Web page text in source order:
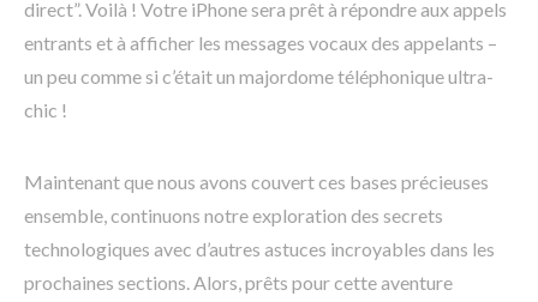
direct”. Voilà ! Votre iPhone sera prêt à répondre aux appels
entrants et à afficher les messages vocaux des appelants –
un peu comme si c’était un majordome téléphonique ultra-
chic !
Maintenant que nous avons couvert ces bases précieuses
ensemble, continuons notre exploration des secrets
technologiques avec d’autres astuces incroyables dans les
prochaines sections. Alors, prêts pour cette aventure